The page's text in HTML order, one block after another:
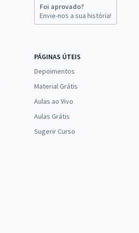
Foi aprovado?
Envie-nos a sua história!
PÁGINAS ÚTEIS
Depoimentos
Material Grátis
Aulas ao Vivo
Aulas Grátis
Sugerir Curso